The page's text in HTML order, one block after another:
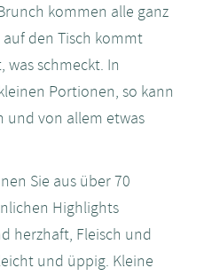
kommen alle ganz
den Tisch kommt
schmeckt. In
Portionen, so kann
und von allem etwas
Sie aus über 70
Highlights
herzhaft, Fleisch und
und üppig. Kleine